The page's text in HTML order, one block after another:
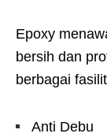
Epoxy
bersih dan
berbagai
Anti Debu